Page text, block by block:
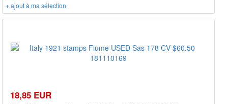
+ ajout à ma sélection
18,85 EUR